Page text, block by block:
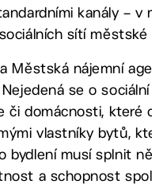
kanály –
sítí městské
Městská nájemní
Nejedená se o
či domácnosti,
vlastníky bytů,
bydlení musí splnit
a schopnost